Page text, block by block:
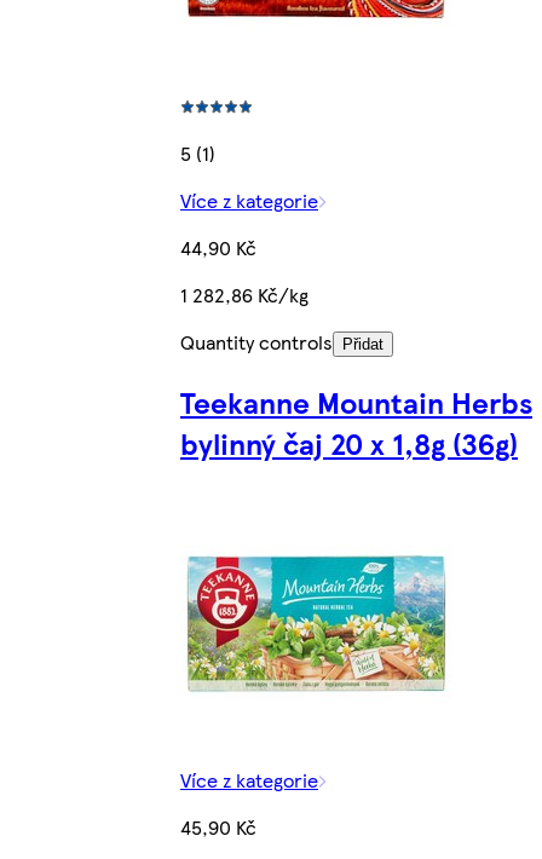
5 (1)
Více z kategorie
44,90 Kč
1 282,86 Kč/kg
Quantity controls
Přidat
Teekanne Mountain Herbs
bylinný čaj 20 x 1,8g (36g)
Více z kategorie
45,90 Kč